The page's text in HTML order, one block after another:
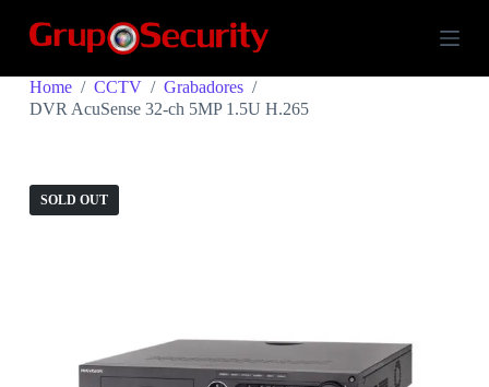
k
p
o
Home / CCTV / Grabadores /
DVR AcuSense 32-ch 5MP 1.5U H.265
SOLD OUT